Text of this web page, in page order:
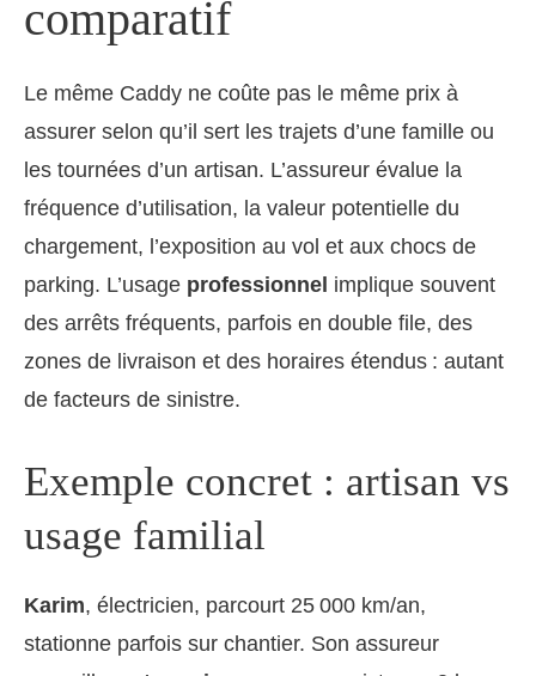
comparatif
Le même Caddy ne coûte pas le même prix à
assurer selon qu’il sert les trajets d’une famille ou
les tournées d’un artisan. L’assureur évalue la
fréquence d’utilisation, la valeur potentielle du
chargement, l’exposition au vol et aux chocs de
parking. L’usage professionnel implique souvent
des arrêts fréquents, parfois en double file, des
zones de livraison et des horaires étendus : autant
de facteurs de sinistre.
Exemple concret : artisan vs
usage familial
Karim, électricien, parcourt 25 000 km/an,
stationne parfois sur chantier. Son assureur